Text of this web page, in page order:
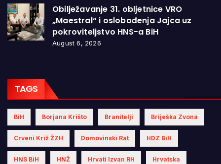
Obilježavanje 31. obljetnice VRO
„Maestral“ i oslobođenja Jajca uz
pokroviteljstvo HNS-a BiH
August 6, 2026
TAGS
BiH Borjana Krišto Branitelji Briješka Zvona
Crveni Križ ŽZH Domovinski Rat HDZ BiH
HNS BiH HNŽ Hrvati Izvan RH Hrvatska